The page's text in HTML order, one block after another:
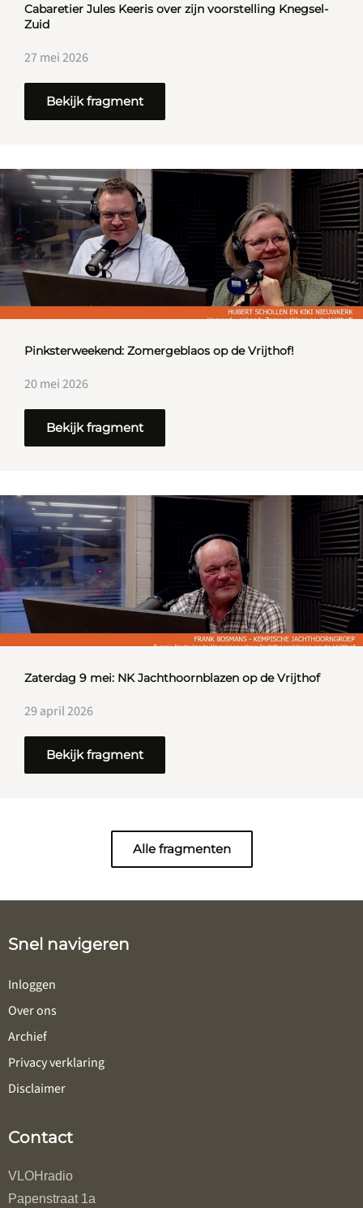
Cabaretier Jules Keeris over zijn voorstelling Knegsel-
Zuid
27 mei 2026
Bekijk fragment
Pinksterweekend: Zomergeblaos op de Vrijthof!
20 mei 2026
Bekijk fragment
Zaterdag 9 mei: NK Jachthoornblazen op de Vrijthof
29 april 2026
Bekijk fragment
Alle fragmenten
Snel navigeren
Inloggen
Over ons
Archief
Privacy verklaring
Disclaimer
Contact
VLOHradio
Papenstraat 1a